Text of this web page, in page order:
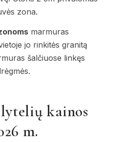
zona.
marmuras
jo rinkitės granitą
šalčiuose linkęs
kainos
m.